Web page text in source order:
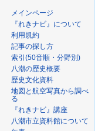
メインページ
『れきナビ』について
利用規約
記事の探し方
索引(50音順・分野別)
八潮の歴史概要
歴史文化資料
地図と航空写真から調べ
る
『れきナビ』講座
八潮市立資料館について